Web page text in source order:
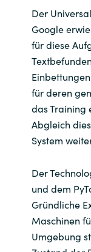
Der
Google
für diese
für deren
das Training
Abgleich
System
Der
und dem
Gründliche
Maschinen
Umgebung